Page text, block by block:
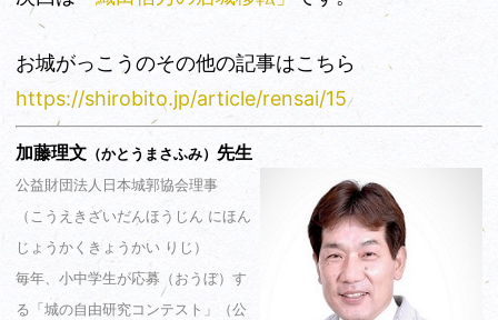
お城がっこうのその他の記事はこちら
https://shirobito.jp/article/rensai/15
加藤理文 （かとうまさふみ） 先生
公益財団法人日本城郭協会理事
（こうえきざいだんほうじん にほん
じょうかくきょうかい りじ）
毎年、小中学生が応募（おうぼ）す
る「城の自由研究コンテスト」（公